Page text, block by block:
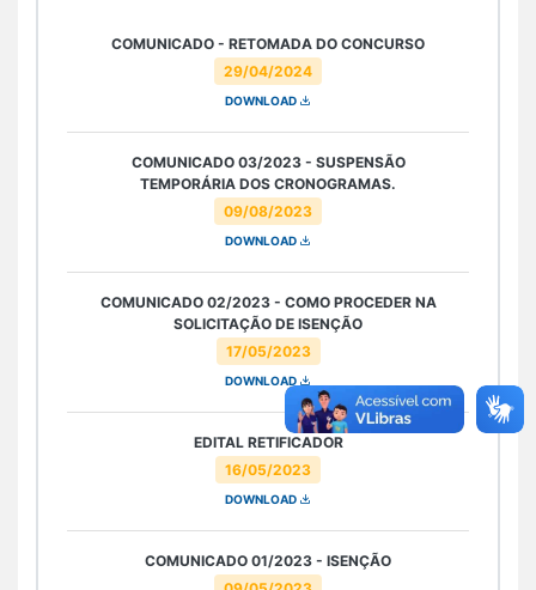
29/04/2024
COMUNICADO - RETOMADA DO CONCURSO
DOWNLOAD
09/08/2023
COMUNICADO 03/2023 - SUSPENSÃO
TEMPORÁRIA DOS CRONOGRAMAS.
DOWNLOAD
17/05/2023
COMUNICADO 02/2023 - COMO PROCEDER NA
SOLICITAÇÃO DE ISENÇÃO
DOWNLOAD
16/05/2023
EDITAL RETIFICADOR
DOWNLOAD
COMUNICADO 01/2023 - ISENÇÃO